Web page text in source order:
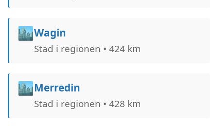
🏙️Wagin
Stad i regionen • 424 km
🏙️Merredin
Stad i regionen • 428 km